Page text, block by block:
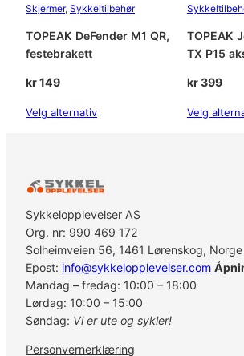
t
a
f
o
t
e
r
t
a
n
t
a
Skjermer, Sykkeltilbehør
TOPEAK DeFender M1 QR,
festebrakett
kr149
Velg alternativ
TOPEAK
TX P15
kr399
Velg
Sykkelopplevelser AS
Org. nr: 990 469 172
Solheimveien 56, 1461 Lørenskog,
Epost: info@sykkelopplevelser.com
Mandag – fredag: 10:00 – 18:00
Lørdag: 10:00 – 15:00
Søndag: Vi er ute og sykler!
Personvernerklæring